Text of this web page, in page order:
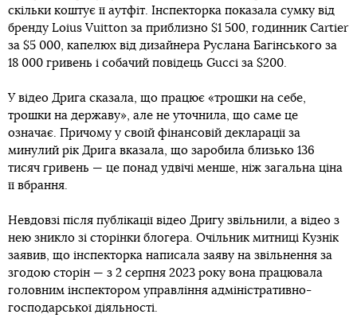
скільки коштує її аутфіт. Інспекторка показала сумку від
бренду Loius Vuitton за приблизно $1 500, годинник Cartier
за $5 000, капелюх від дизайнера Руслана Багінського за
18 000 гривень і собачий повідець Gucci за $200.
У відео Дрига сказала, що працює «трошки на себе,
трошки на державу», але не уточнила, що саме це
означає. Причому у своїй фінансовій декларації за
минулий рік Дрига вказала, що заробила близько 136
тисяч гривень — це понад удвічі менше, ніж загальна ціна
її вбрання.
Невдовзі після публікації відео Дригу звільнили, а відео з
нею зникло зі сторінки блогера. Очільник митниці Кузнік
заявив, що інспекторка написала заяву на звільнення за
згодою сторін — з 2 серпня 2023 року вона працювала
головним інспектором управління адміністративно-
господарської діяльності.